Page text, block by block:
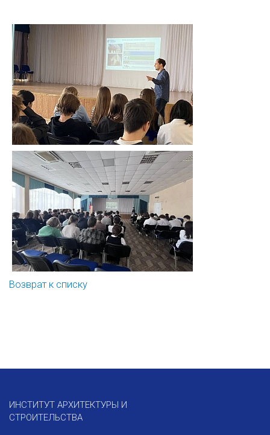
Возврат к списку
ИНСТИТУТ АРХИТЕКТУРЫ И
СТРОИТЕЛЬСТВА